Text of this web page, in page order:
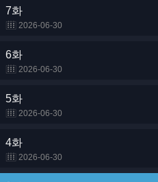
7화
2026-06-30
6화
2026-06-30
5화
2026-06-30
4화
2026-06-30